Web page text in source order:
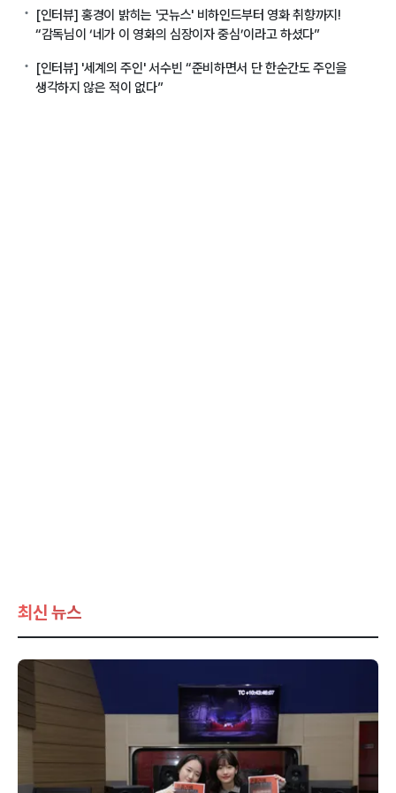
[인터뷰] 홍경이 밝히는 '굿뉴스' 비하인드부터 영화 취향까지!
“감독님이 ‘네가 이 영화의 심장이자 중심’이라고 하셨다”
[인터뷰] '세계의 주인' 서수빈 “준비하면서 단 한순간도 주인을
생각하지 않은 적이 없다”
최신 뉴스